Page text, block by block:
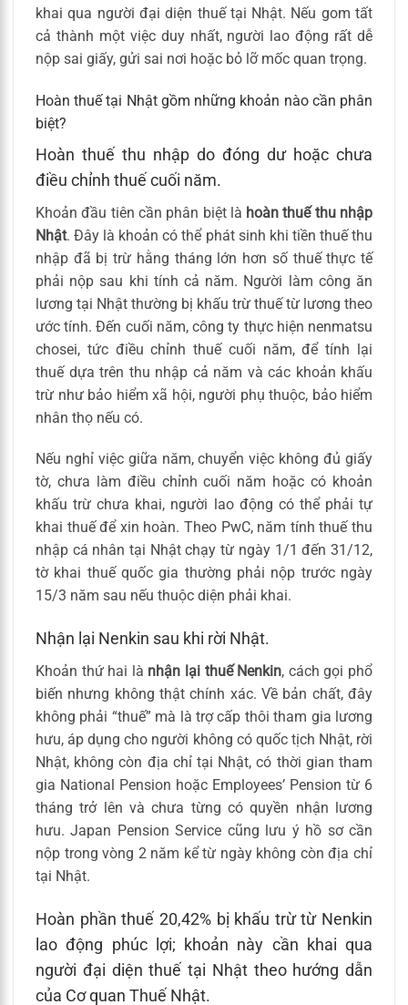
khai qua người đại diện thuế tại Nhật. Nếu gom tất
cả thành một việc duy nhất, người lao động rất dễ
nộp sai giấy, gửi sai nơi hoặc bỏ lỡ mốc quan trọng.
Hoàn thuế tại Nhật gồm những khoản nào cần phân
biệt?
Hoàn thuế thu nhập do đóng dư hoặc chưa
điều chỉnh thuế cuối năm.
Khoản đầu tiên cần phân biệt là hoàn thuế thu nhập
Nhật. Đây là khoản có thể phát sinh khi tiền thuế thu
nhập đã bị trừ hằng tháng lớn hơn số thuế thực tế
phải nộp sau khi tính cả năm. Người làm công ăn
lương tại Nhật thường bị khấu trừ thuế từ lương theo
ước tính. Đến cuối năm, công ty thực hiện nenmatsu
chosei, tức điều chỉnh thuế cuối năm, để tính lại
thuế dựa trên thu nhập cả năm và các khoản khấu
trừ như bảo hiểm xã hội, người phụ thuộc, bảo hiểm
nhân thọ nếu có.
Nếu nghỉ việc giữa năm, chuyển việc không đủ giấy
tờ, chưa làm điều chỉnh cuối năm hoặc có khoản
khấu trừ chưa khai, người lao động có thể phải tự
khai thuế để xin hoàn. Theo PwC, năm tính thuế thu
nhập cá nhân tại Nhật chạy từ ngày 1/1 đến 31/12,
tờ khai thuế quốc gia thường phải nộp trước ngày
15/3 năm sau nếu thuộc diện phải khai.
Nhận lại Nenkin sau khi rời Nhật.
Khoản thứ hai là nhận lại thuế Nenkin, cách gọi phổ
biến nhưng không thật chính xác. Về bản chất, đây
không phải “thuế” mà là trợ cấp thôi tham gia lương
hưu, áp dụng cho người không có quốc tịch Nhật, rời
Nhật, không còn địa chỉ tại Nhật, có thời gian tham
gia National Pension hoặc Employees’ Pension từ 6
tháng trở lên và chưa từng có quyền nhận lương
hưu. Japan Pension Service cũng lưu ý hồ sơ cần
nộp trong vòng 2 năm kể từ ngày không còn địa chỉ
tại Nhật.
Hoàn phần thuế 20,42% bị khấu trừ từ Nenkin
lao động phúc lợi; khoản này cần khai qua
người đại diện thuế tại Nhật theo hướng dẫn
của Cơ quan Thuế Nhật.